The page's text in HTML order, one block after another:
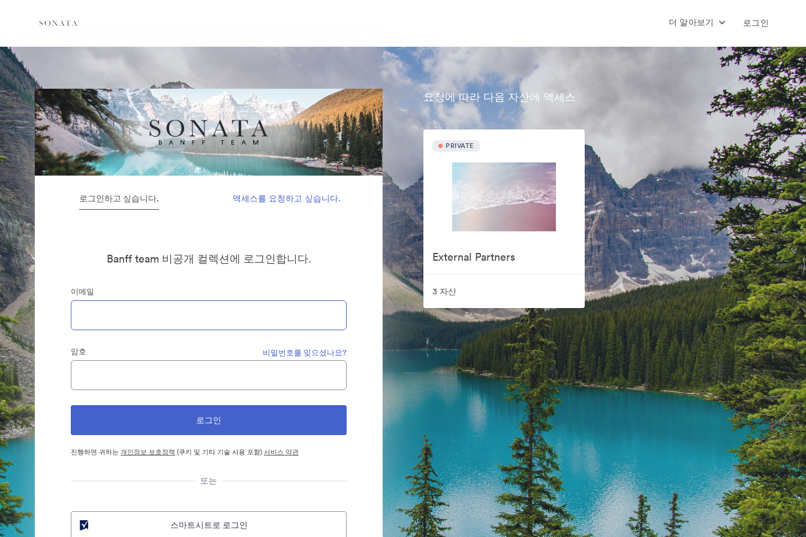
더 알아보기 로그인
로그인하고 싶습니다. 액세스를 요청하고 싶습니다.
Banff team 비공개 컬렉션에 로그인합니다.
이메일
암호 비밀번호를 잊으셨나요?
진행하면 귀하는개인정보 보호정책 (쿠키 및 기타 기술 사용 포함)서비스 약관
또는
스마트시트로 로그인
요청에 따라 다음 자산에 액세스
PRIVATE
External Partners
3 자산